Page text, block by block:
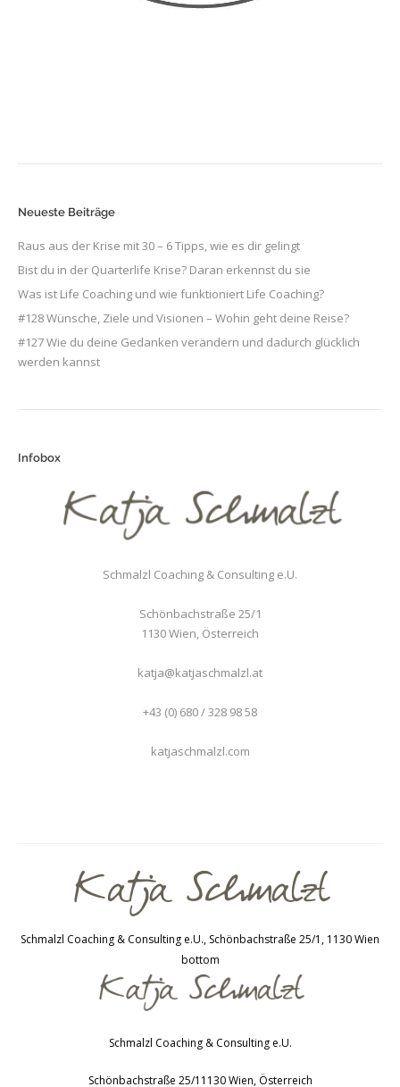
Neueste Beiträge
Raus aus der Krise mit 30 – 6 Tipps, wie es dir gelingt
Bist du in der Quarterlife Krise? Daran erkennst du sie
Was ist Life Coaching und wie funktioniert Life Coaching?
#128 Wünsche, Ziele und Visionen – Wohin geht deine Reise?
#127 Wie du deine Gedanken verändern und dadurch glücklich
werden kannst
Infobox
Schmalzl Coaching & Consulting e.U.
Schönbachstraße 25/1
1130Wien, Österreich
katja@katjaschmalzl.at
+43 (0) 680 / 328 98 58
katjaschmalzl.com
Schmalzl Coaching & Consulting e.U., Schönbachstraße 25/1, 1130 Wien
bottom
Schmalzl Coaching & Consulting e.U.
Schönbachstraße 25/1 1130 Wien, Österreich